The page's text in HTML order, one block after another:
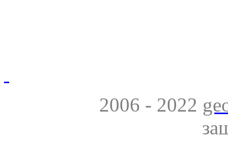
2006 - 2022